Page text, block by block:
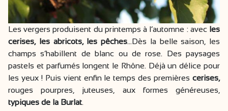
Les vergers produisent du printemps à l’automne : avec les
cerises, les abricots, les pêches…Dès la belle saison, les
champs s’habillent de blanc ou de rose. Des paysages
pastels et parfumés longent le Rhône. Déjà un délice pour
les yeux ! Puis vient enfin le temps des premières cerises,
rouges pourpres, juteuses, aux formes généreuses,
typiques de la Burlat.